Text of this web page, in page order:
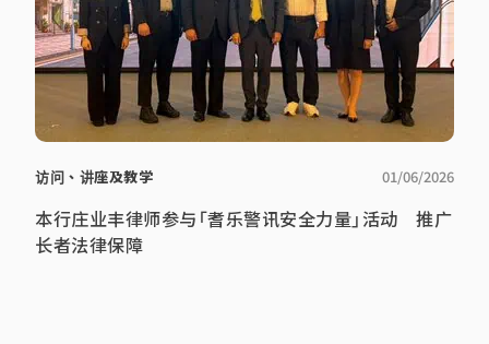
访问、讲座及教学 01/06/2026
本行庄业丰律师参与「耆乐警讯安全力量」活动 推广
长者法律保障